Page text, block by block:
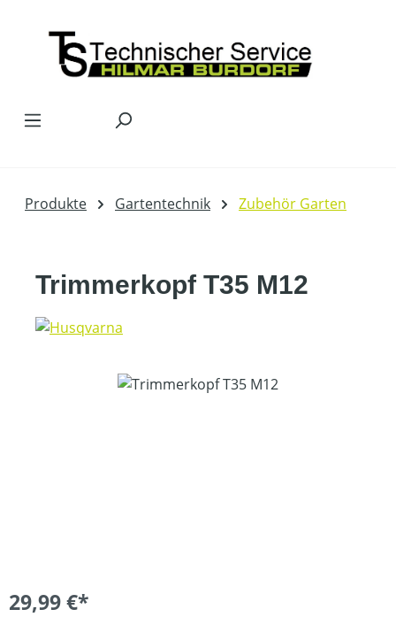
Produkte Gartentechnik Zubehör Garten
Trimmerkopf T35 M12
Bildergalerie überspringen
29,99 €*